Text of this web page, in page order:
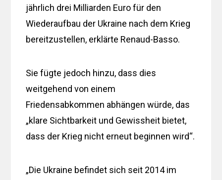
jährlich drei Milliarden Euro für den
Wiederaufbau der Ukraine nach dem Krieg
bereitzustellen, erklärte Renaud-Basso.
Sie fügte jedoch hinzu, dass dies
weitgehend von einem
Friedensabkommen abhängen würde, das
„klare Sichtbarkeit und Gewissheit bietet,
dass der Krieg nicht erneut beginnen wird“.
„Die Ukraine befindet sich seit 2014 im